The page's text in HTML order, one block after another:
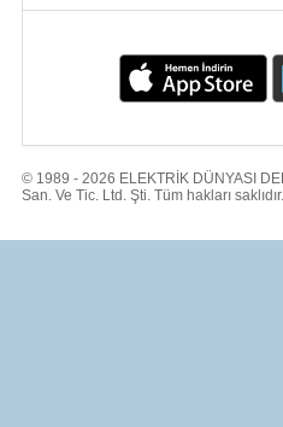
© 1989 - 2026 ELEKTRİK DÜNYASI
San. Ve Tic. Ltd. Şti. Tüm hakları